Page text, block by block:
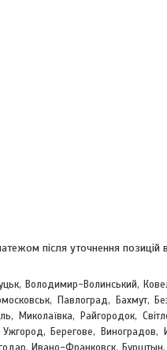
після уточнення позицій
Володимир-Волинський,
Павлоград, Бахмут,
Миколаївка, Райгородок,
Берегове,
Виноградов,